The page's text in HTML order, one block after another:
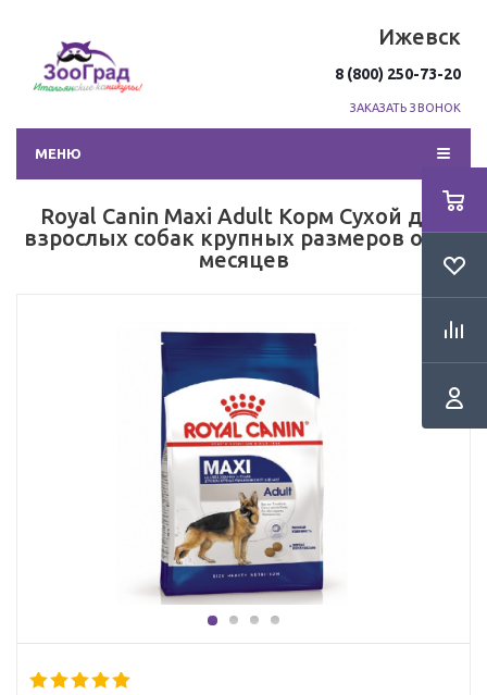
Ижевск
8 (800) 250-73-20
ЗАКАЗАТЬ ЗВОНОК
МЕНЮ
Royal Canin Maxi Adult Корм Сухой для
взрослых собак крупных размеров от 15
месяцев